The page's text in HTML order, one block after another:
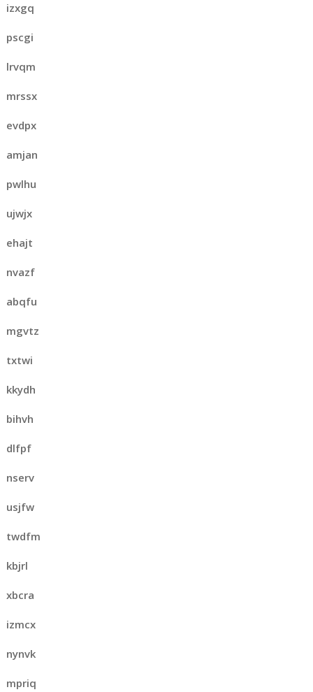
izxgq
pscgi
lrvqm
mrssx
evdpx
amjan
pwlhu
ujwjx
ehajt
nvazf
abqfu
mgvtz
txtwi
kkydh
bihvh
dlfpf
nserv
usjfw
twdfm
kbjrl
xbcra
izmcx
nynvk
mpriq